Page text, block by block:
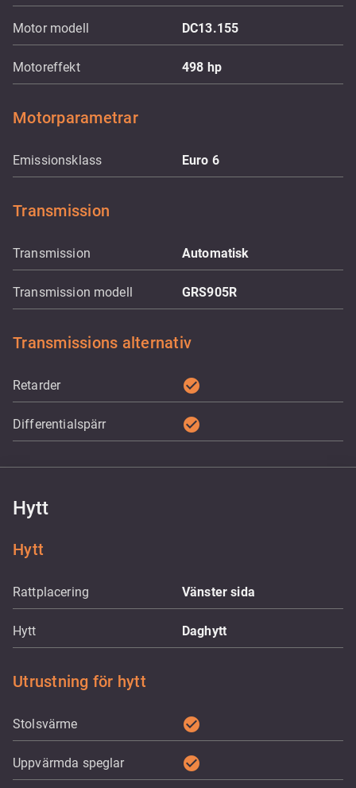
Motor modell DC13.155
Motoreffekt 498 hp
Motorparametrar
Emissionsklass Euro 6
Transmission
Transmission Automatisk
Transmission modell GRS905R
Transmissions alternativ
Retarder check_circle
Differentialspärr check_circle
Hytt
Hytt
Rattplacering Vänster sida
Hytt Daghytt
Utrustning för hytt
Stolsvärme check_circle
Uppvärmda speglar check_circle